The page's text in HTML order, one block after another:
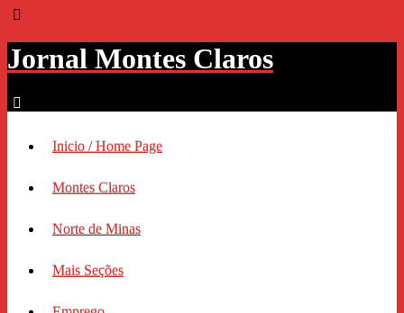
Jornal Montes Claros
Inicio / Home Page
Montes Claros
Norte de Minas
Mais Seções